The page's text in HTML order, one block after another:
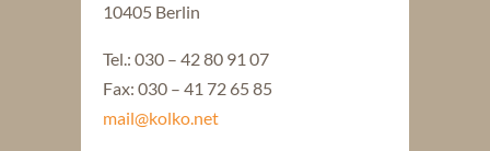
10405 Berlin
Tel.: 030 – 42 80 91 07
Fax: 030 – 41 72 65 85
mail@kolko.net